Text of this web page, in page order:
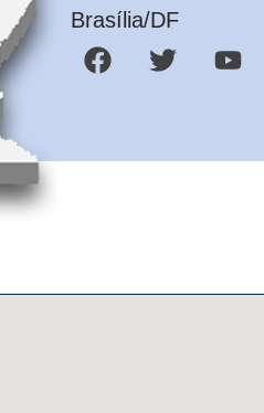
Brasília/DF